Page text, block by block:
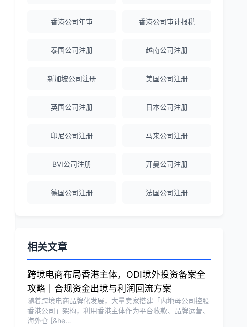
陈经理 ★★★★★
海外公司注册服务非常专业，顾问响应迅
越南公司注册全程指导，文件准备非常专
Michael Liu
泰国公司注册和银行开户服务高效，推
荐！
刘总 ★★★★★
泰国BOI申请+建厂规划一站式服务，完
香港公司年审 香港公司审计报税
泰国公司注册 越南公司注册
新加坡公司注册 美国公司注册
英国公司注册 日本公司注册
印尼公司注册 马来公司注册
BVI公司注册 开曼公司注册
德国公司注册 法国公司注册
相关文章
跨境电商布局香港主体，ODI境外投资备案全
攻略｜合规资金出境与利润回流方案
随着跨境电商品牌化发展，大量卖家搭建「内地母公司控股
香港公司」架构，利用香港主体作为平台收款、品牌运营、
海外仓 [&he…